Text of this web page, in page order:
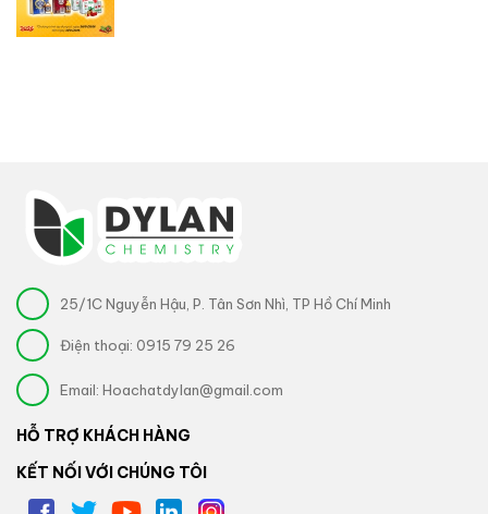
25/1C Nguyễn Hậu, P. Tân Sơn Nhì, TP Hồ Chí Minh
Điện thoại: 0915 79 25 26
Email: Hoachatdylan@gmail.com
HỖ TRỢ KHÁCH HÀNG
KẾT NỐI VỚI CHÚNG TÔI